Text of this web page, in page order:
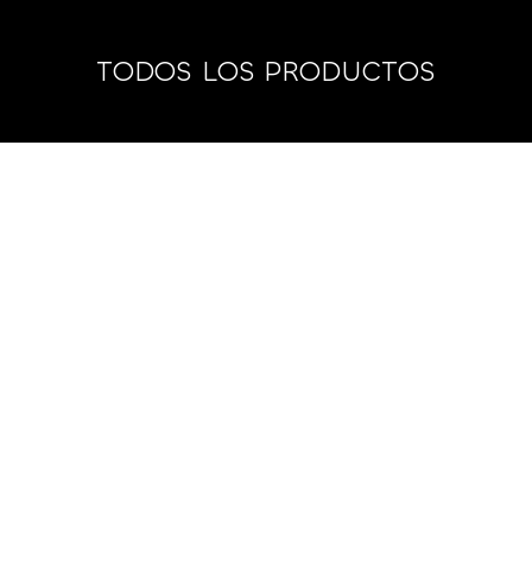
TODOS LOS PRODUCTOS